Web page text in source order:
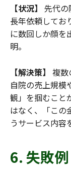
【状況】 先代の
長年依頼してお
に数回しか顔を
明。
【解決策】 複数
自院の売上規模
観」を掴むこと
はなく、「この
うサービス内容
6. 失敗